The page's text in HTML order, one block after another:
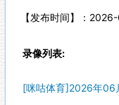
【发布时间】：
录像列表:
[咪咕体育]2026年06